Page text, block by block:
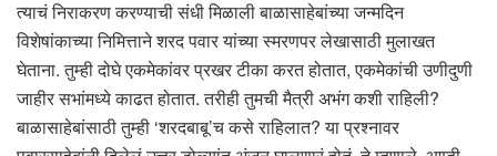
त्याचं निराकरण करण्याची संधी मिळाली बाळासाहेबांच्या जन्मदिन
विशेषांकाच्या निमित्ताने शरद पवार यांच्या स्मरणपर लेखासाठी मुलाखत
घेताना. तुम्ही दोघे एकमेकांवर प्रखर टीका करत होतात, एकमेकांची उणीदुणी
जाहीर सभांमध्ये काढत होतात. तरीही तुमची मैत्री अभंग कशी राहिली?
बाळासाहेबांसाठी तुम्ही ‘शरदबाबू’च कसे राहिलात? या प्रश्नावर